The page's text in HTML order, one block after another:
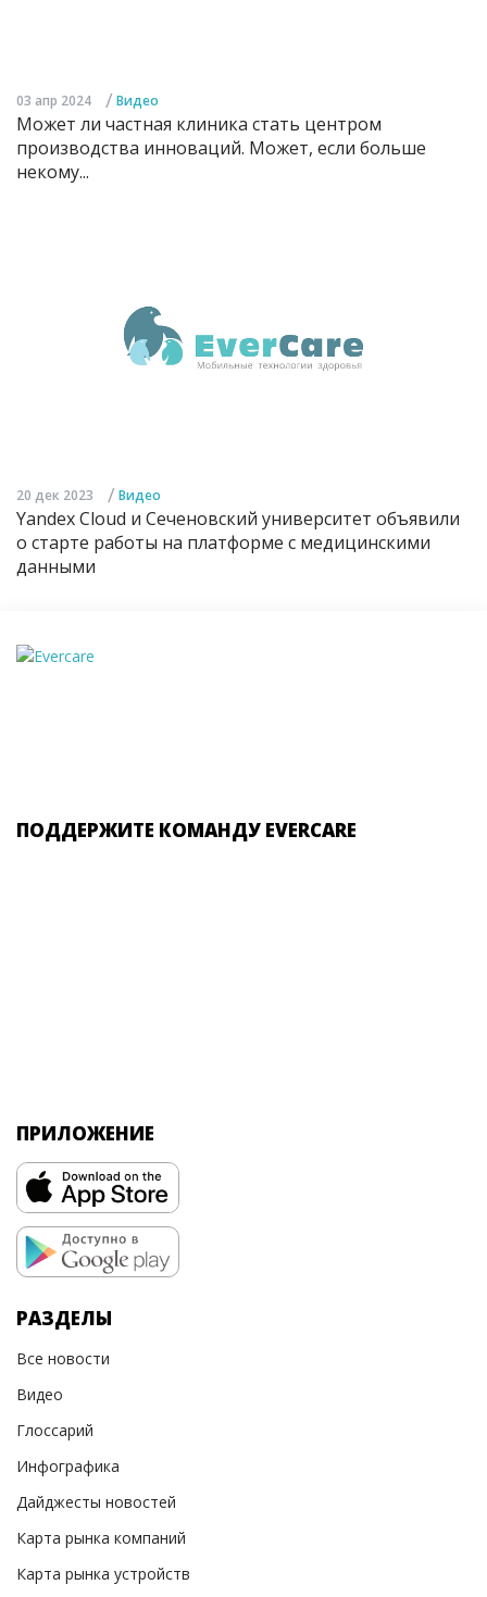
03 апр 2024 / Видео
Может ли частная клиника стать центром
производства инноваций. Может, если больше
некому...
20 дек 2023 / Видео
Yandex Cloud и Сеченовский университет объявили
о старте работы на платформе с медицинскими
данными
ПОДДЕРЖИТЕ КОМАНДУ EVERCARE
ПРИЛОЖЕНИЕ
РАЗДЕЛЫ
Все новости
Видео
Глоссарий
Инфографика
Дайджесты новостей
Карта рынка компаний
Карта рынка устройств